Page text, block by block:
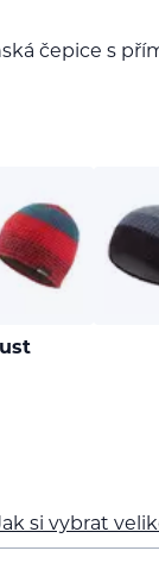
čepice s
si vybrat